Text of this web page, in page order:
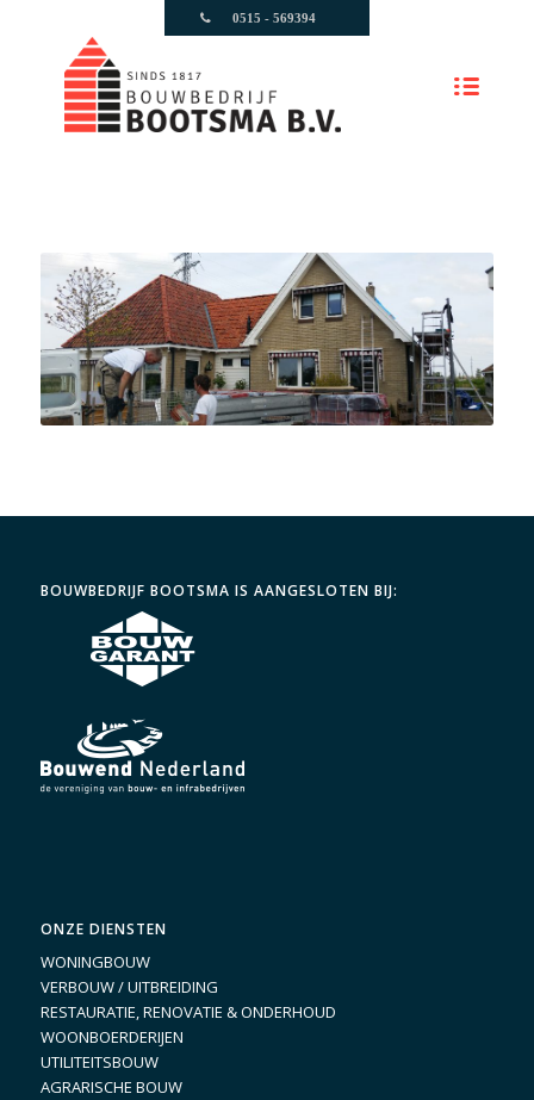
0515 - 569394
BOUWBEDRIJF BOOTSMA IS AANGESLOTEN BIJ:
ONZE DIENSTEN
WONINGBOUW
VERBOUW / UITBREIDING
RESTAURATIE, RENOVATIE & ONDERHOUD
WOONBOERDERIJEN
UTILITEITSBOUW
AGRARISCHE BOUW